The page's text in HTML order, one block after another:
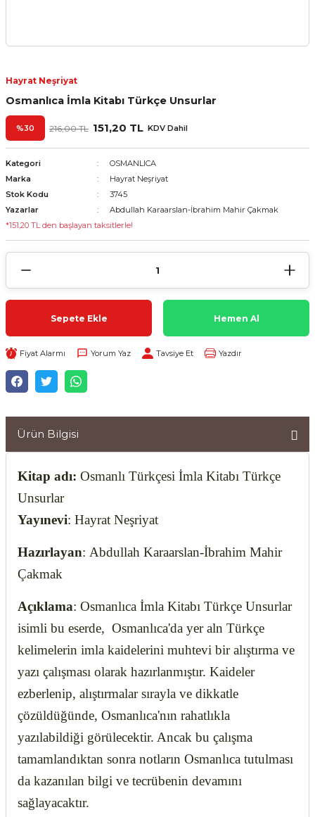
Hayrat Neşriyat
Osmanlıca İmla Kitabı Türkçe Unsurlar
%30 216,00 TL 151,20 TL KDV Dahil
Kategori
OSMANLICA
Marka
Hayrat Neşriyat
Stok Kodu
3745
Yazarlar
Abdullah Karaarslan-İbrahim Mahir Çakmak
*151,20 TL den başlayan taksitlerle!
Sepete Ekle Hemen Al
Fiyat Alarmı Yorum Yaz Tavsiye Et Yazdır
Ürün Bilgisi
Kitap adı: Osmanlı Türkçesi İmla Kitabı Türkçe
Unsurlar
Yayınevi: Hayrat Neşriyat
Hazırlayan: Abdullah Karaarslan-İbrahim Mahir
Çakmak
Açıklama: Osmanlıca İmla Kitabı Türkçe Unsurlar
isimli bu eserde, Osmanlıca'da yer aln Türkçe
kelimelerin imla kaidelerini muhtevi bir alıştırma ve
yazı çalışması olarak hazırlanmıştır. Kaideler
ezberlenip, alıştırmalar sırayla ve dikkatle
çözüldüğünde, Osmanlıca'nın rahatlıkla
yazılabildiği görülecektir. Ancak bu çalışma
tamamlandıktan sonra notların Osmanlıca tutulması
da kazanılan bilgi ve tecrübenin devamını
sağlayacaktır.